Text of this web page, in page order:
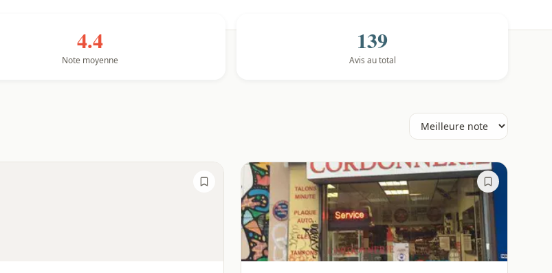
4.4
Note moyenne
139
Avis au total